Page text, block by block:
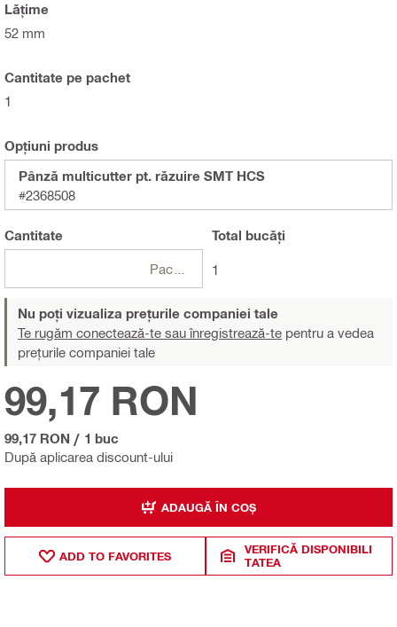
Lăţime
52 mm
Cantitate pe pachet
1
Opțiuni produs
Pânză multicutter pt. răzuire SMT HCS
#2368508
Cantitate Total bucăți
1
Nu poți vizualiza prețurile companiei tale
Te rugăm conectează-te sau înregistrează-te pentru a vedea
prețurile companiei tale
După aplicarea discount-ului
99,17 RON
99,17 RON / 1 buc
ADAUGĂ ÎN COȘ
ADD TO FAVORITES
VERIFICĂ DISPONIBILI
TATEA